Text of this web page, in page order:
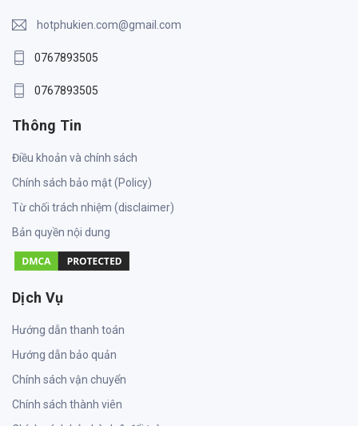
hotphukien.com@gmail.com
0767893505
0767893505
Thông Tin
Điều khoản và chính sách
Chính sách bảo mật (Policy)
Từ chối trách nhiệm (disclaimer)
Bản quyền nội dung
Dịch Vụ
Hướng dẫn thanh toán
Hướng dẫn bảo quản
Chính sách vận chuyển
Chính sách thành viên